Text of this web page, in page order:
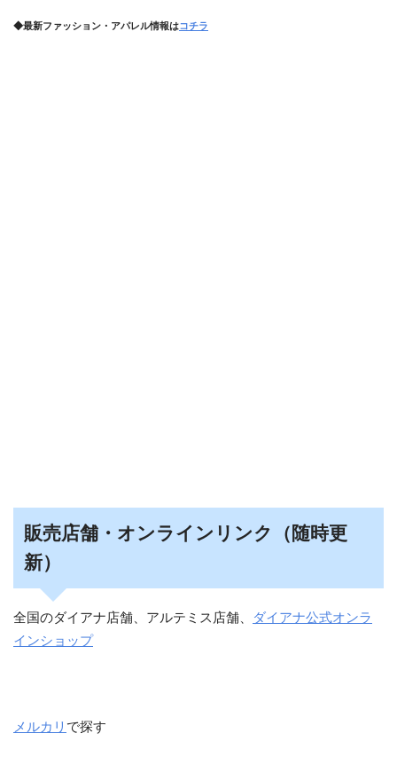
◆最新ファッション・アパレル情報はコチラ
販売店舗・オンラインリンク（随時更
新）
全国のダイアナ店舗、アルテミス店舗、
ダイアナ公式オンラ
インショップ
メルカリ で探す